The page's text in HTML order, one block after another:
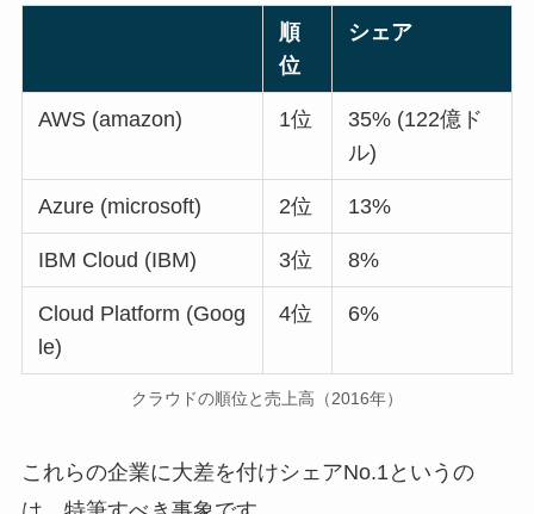
順
位
シェア
AWS (amazon) 1位
35% (122億ド
ル)
Azure (microsoft) 2位 13%
IBM Cloud (IBM) 3位 8%
Cloud Platform (Goog
le)
4位 6%
クラウドの順位と売上高（2016年）
これらの企業に大差を付けシェアNo.1というの